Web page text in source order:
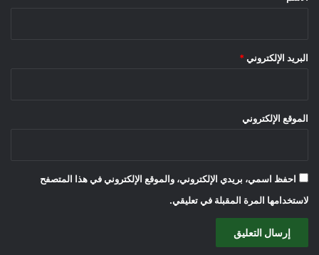
البريد الإلكتروني *
الموقع الإلكتروني
احفظ اسمي، بريدي الإلكتروني، والموقع الإلكتروني في هذا المتصفح
لاستخدامها المرة المقبلة في تعليقي.